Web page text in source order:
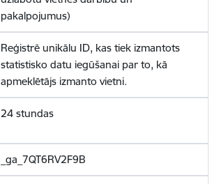
pakalpojumus)
Reģistrē unikālu ID, kas tiek izmantots
statistisko datu iegūšanai par to, kā
apmeklētājs izmanto vietni.
24 stundas
_ga_7QT6RV2F9B